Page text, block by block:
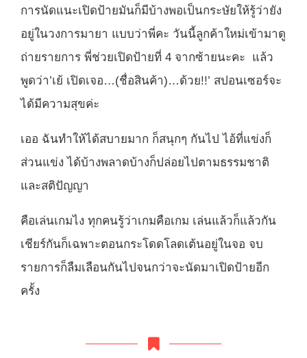
การนัดแนะเปิดป้ายมันก็มีบ้างพอเป็นกระษัยให้รู้ว่ายัง
อยู่ในวงการมายา แบบว่าพี่คะ วันนี้ลูกค้าใหม่เข้ามาดู
ถ่ายรายการ พี่ช่วยเปิดป้ายที่ 4 จากซ้ายนะคะ แล้ว
พูดว่า’เย้ เปิดเจอ…(ชื่อสินค้า)…ด้วย!!’ สปอนเซอร์จะ
ได้มีความสุขค่ะ
เออ ฉันทำให้ได้สบายมาก ก็สนุกๆ กันไป ไอ้ที่แข่งก็
ส่วนแข่ง ได้บ้างพลาดบ้างก็ปล่อยไปตามธรรมชาติ
และสติปัญญา
คือเล่นเกมไง ทุกคนรู้ว่าเกมคือเกม เล่นแล้วก็แล้วกัน
เชียร์กันก็เฉพาะตอนกระโดดโลดเต้นอยู่ในจอ จบ
รายการก็ลืมเลือนกันไปจนกว่าจะนัดมาเปิดป้ายอีก
ครั้ง